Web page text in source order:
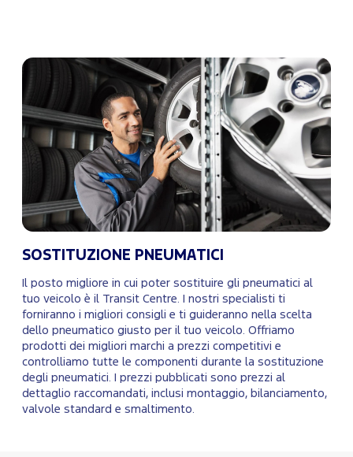
SOSTITUZIONE PNEUMATICI
Il posto migliore in cui poter sostituire gli pneumatici al
tuo veicolo è il Transit Centre. I nostri specialisti ti
forniranno i migliori consigli e ti guideranno nella scelta
dello pneumatico giusto per il tuo veicolo. Offriamo
prodotti dei migliori marchi a prezzi competitivi e
controlliamo tutte le componenti durante la sostituzione
degli pneumatici. I prezzi pubblicati sono prezzi al
dettaglio raccomandati, inclusi montaggio, bilanciamento,
valvole standard e smaltimento.